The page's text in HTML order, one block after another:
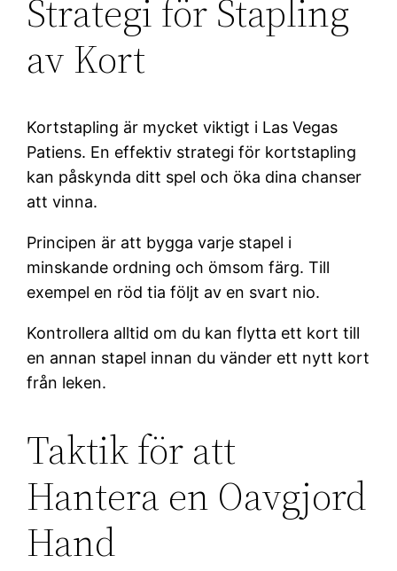
Strategi för Stapling
av Kort
Kortstapling är mycket viktigt i Las Vegas
Patiens. En effektiv strategi för kortstapling
kan påskynda ditt spel och öka dina chanser
att vinna.
Principen är att bygga varje stapel i
minskande ordning och ömsom färg. Till
exempel en röd tia följt av en svart nio.
Kontrollera alltid om du kan flytta ett kort till
en annan stapel innan du vänder ett nytt kort
från leken.
Taktik för att
Hantera en Oavgjord
Hand